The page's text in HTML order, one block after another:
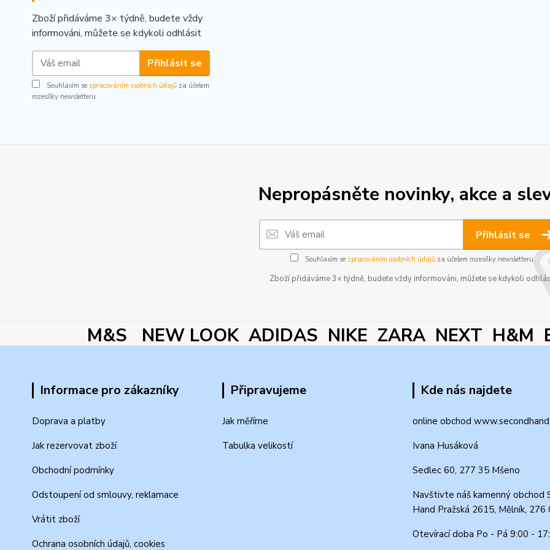
Zboží přidáváme 3× týdně, budete vždy
informováni, můžete se kdykoli odhlásit
Přihlásit se
Souhlasím se zpracováním osobních údajů za účelem
rozesílky newsletteru.
Nepropásněte novinky, akce a
Přihlásit se
Souhlasím se zpracováním osobních údajůza účelem rozesílky newsletteru.
Zboží přidáváme 3× týdně, budete vždy informováni, můžete se kdykoli
M&S NEW LOOK ADIDAS NIKE ZARA NEXT H&M
Informace pro zákazníky
Doprava a platby
Jak rezervovat zboží
Obchodní podmínky
Odstoupení od smlouvy, reklamace
Vrátit zboží
Ochrana osobních údajů, cookies
Připravujeme
Jak měříme
Tabulka velikostí
Kde nás najdete
online obchod
Ivana Husáková
Sedlec 60, 277 35 Mšeno
Navštivte náš kamenný obchod
Hand Pražská 2615, Mělník, 276
Otevírací doba Po - Pá 9:00 -